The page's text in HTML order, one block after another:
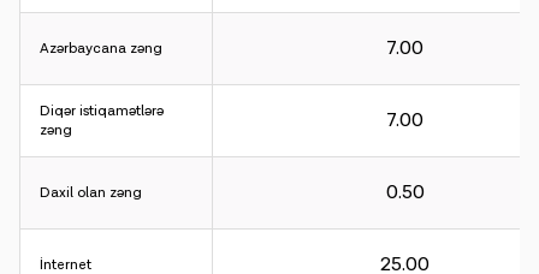
İnternet üçün - 30KB.
Hesablama intervalı:
Gələn və gedən zənglər üçün - 60 saniyə.
Azərbaycana zəng
Diqər istiqamətlərə
zəng
Daxil olan zəng
İnternet
7.00
7.00
0.50
25.00